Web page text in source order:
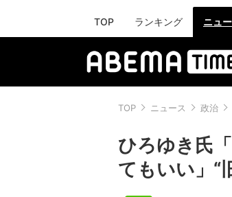
TOP ランキング ニュ
TOP ニュース 政治
ひろゆき氏
てもいい」“